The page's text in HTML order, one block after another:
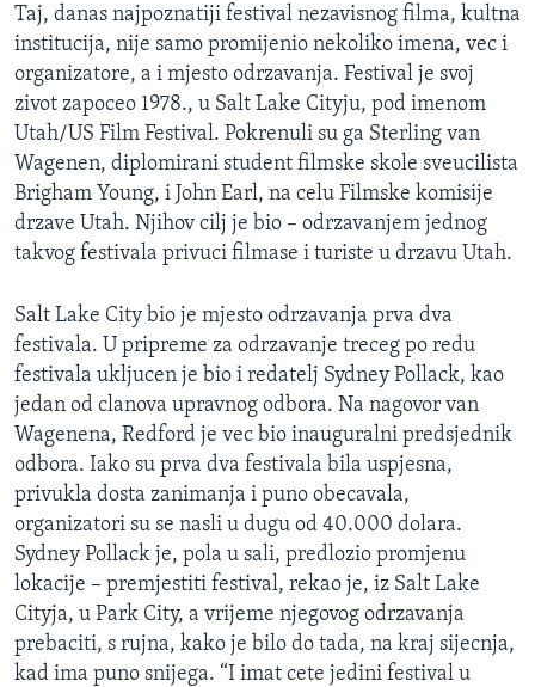
Taj, danas najpoznatiji festival nezavisnog filma, kultna
institucija, nije samo promijenio nekoliko imena, vec i
organizatore, a i mjesto odrzavanja. Festival je svoj
zivot zapoceo 1978., u Salt Lake Cityju, pod imenom
Utah/US Film Festival. Pokrenuli su ga Sterling van
Wagenen, diplomirani student filmske skole sveucilista
Brigham Young, i John Earl, na celu Filmske komisije
drzave Utah. Njihov cilj je bio – odrzavanjem jednog
takvog festivala privuci filmase i turiste u drzavu Utah.
Salt Lake City bio je mjesto odrzavanja prva dva
festivala. U pripreme za odrzavanje treceg po redu
festivala ukljucen je bio i redatelj Sydney Pollack, kao
jedan od clanova upravnog odbora. Na nagovor van
Wagenena, Redford je vec bio inauguralni predsjednik
odbora. Iako su prva dva festivala bila uspjesna,
privukla dosta zanimanja i puno obecavala,
organizatori su se nasli u dugu od 40.000 dolara.
Sydney Pollack je, pola u sali, predlozio promjenu
lokacije – premjestiti festival, rekao je, iz Salt Lake
Cityja, u Park City, a vrijeme njegovog odrzavanja
prebaciti, s rujna, kako je bilo do tada, na kraj sijecnja,
kad ima puno snijega. “I imat cete jedini festival u